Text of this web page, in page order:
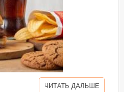
ЧИТАТЬ ДАЛЬШЕ